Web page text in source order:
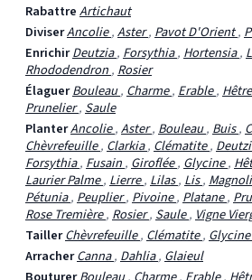
RabattreArtichaut
DiviserAncolie,Aster, Pavot D'Orient,
EnrichirDeutzia, Forsythia, Hortensia,
Rhododendron, Rosier
ÉlaguerBouleau, Charme, Erable, Hêtre
Prunelier, Saule
PlanterAncolie,Aster, Bouleau, Buis,
Chèvrefeuille, Clarkia, Clématite,
Forsythia, Fusain, Giroflée, Glycine,
Laurier Palme, Lierre, Lilas, Lis,
Pétunia, Peuplier, Pivoine, Platane,
Rose Tremière, Rosier, Saule, Vigne
TaillerChèvrefeuille, Clématite, Glycine
ArracherCanna, Dahlia, Glaieul